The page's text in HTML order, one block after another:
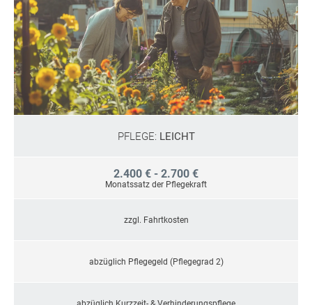
PFLEGE: LEICHT
2.400 € - 2.700 €
Monatssatz der Pflegekraft
zzgl. Fahrtkosten
abzüglich Pflegegeld (Pflegegrad 2)